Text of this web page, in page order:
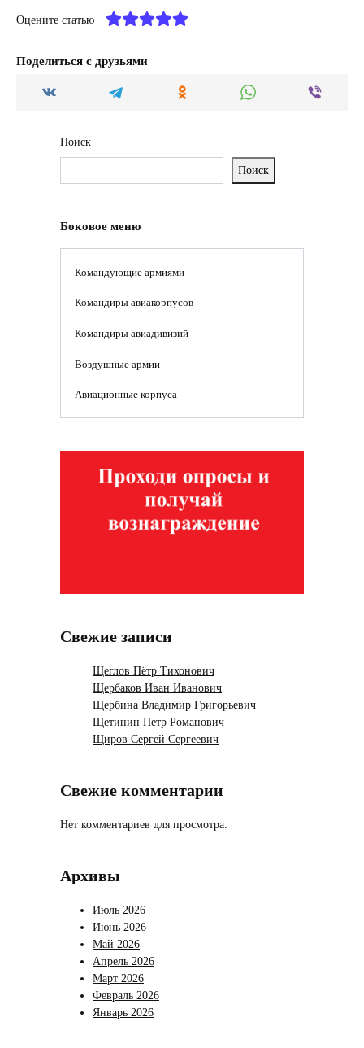
Оцените статью
Поделиться с друзьями
Поиск
Поиск
Боковое меню
Командующие армиями
Командиры авиакорпусов
Командиры авиадивизий
Воздушные армии
Авиационные корпуса
Свежие записи
Щеглов Пётр Тихонович
Щербаков Иван Иванович
Щербина Владимир Григорьевич
Щетинин Петр Романович
Щиров Сергей Сергеевич
Свежие комментарии
Нет комментариев для просмотра.
Архивы
Июль 2026
Июнь 2026
Май 2026
Апрель 2026
Март 2026
Февраль 2026
Январь 2026